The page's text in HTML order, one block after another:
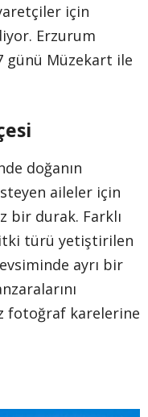
için
Erzurum
günü Müzekart ile
doğanın
aileler için
bir durak. Farklı
türü yetiştirilen
ayrı bir
fotoğraf karelerine